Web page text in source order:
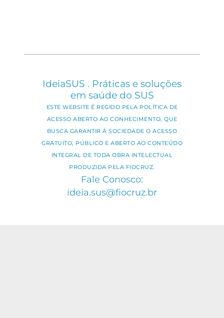
IdeiaSUS . Práticas e soluções
em saúde do SUS
ESTE WEBSITE É REGIDO PELA POLÍTICA DE
ACESSO ABERTO AO CONHECIMENTO, QUE
BUSCA GARANTIR À SOCIEDADE O ACESSO
GRATUITO, PÚBLICO E ABERTO AO CONTEÚDO
INTEGRAL DE TODA OBRA INTELECTUAL
PRODUZIDA PELA FIOCRUZ.
Fale Conosco:
ideia.sus@fiocruz.br